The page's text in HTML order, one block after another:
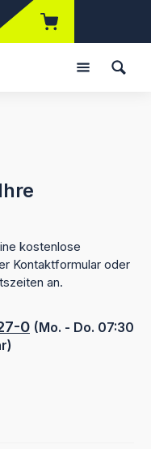
0 Produkte auf dem
kostenlose
Kontaktformular oder
an.
0 (Mo. - Do. 07:30